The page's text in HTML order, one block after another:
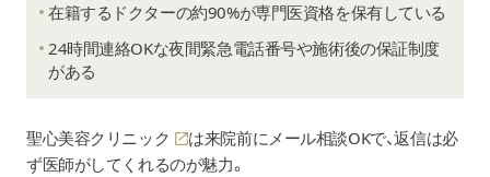
在籍するドクターの約90%が専門医資格を保有している
24時間連絡OKな夜間緊急電話番号や施術後の保証制度
がある
聖心美容クリニック
は来院前にメール相談OKで、返信は必
ず医師がしてくれるのが魅力。